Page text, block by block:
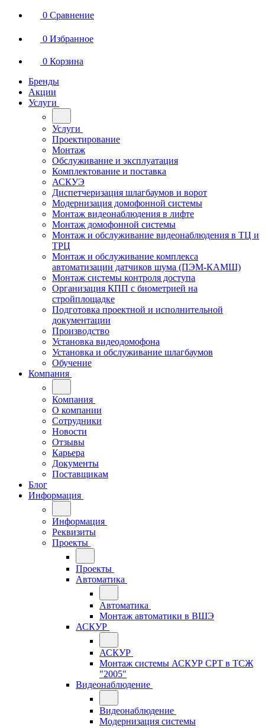
0 Сравнение
0 Избранное
0 Корзина
Бренды
Акции
Услуги
Услуги
Проектирование
Монтаж
Обслуживание и эксплуатация
Комплектование и поставка
АСКУЭ
Диспетчеризация шлагбаумов и ворот
Модернизация домофонной системы
Монтаж видеонаблюдения в лифте
Монтаж домофонной системы
Монтаж и обслуживание видеонаблюдения в ТЦ и
ТРЦ
Монтаж и обслуживание комплекса
автоматизации датчиков шума (ПЭМ-КАМШ)
Монтаж системы контроля доступа
Организация КПП с биометрией на
стройплощадке
Подготовка проектной и исполнительной
документации
Производство
Установка видеодомофона
Установка и обслуживание шлагбаумов
Обучение
Компания
Компания
О компании
Сотрудники
Новости
Отзывы
Карьера
Документы
Поставщикам
Блог
Информация
Информация
Реквизиты
Проекты
Проекты
Автоматика
Автоматика
Монтаж автоматики в ВШЭ
АСКУР
АСКУР
Монтаж системы АСКУР СРТ в ТСЖ
"2005"
Видеонаблюдение
Видеонаблюдение
Модернизация системы